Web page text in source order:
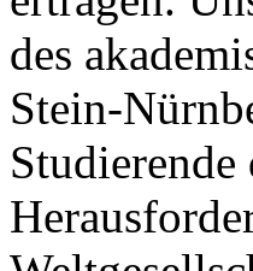
des
Stein-